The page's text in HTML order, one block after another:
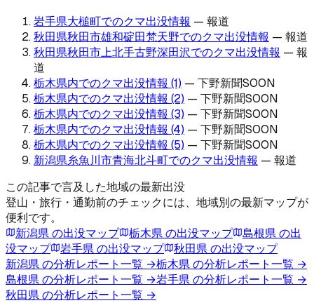
岩手県大槌町でのクマ出没情報 — 報道
秋田県秋田市雄和碇田梵天野でのクマ出没情報 — 報道
秋田県秋田市上北手古野深田沢でのクマ出没情報 — 報
道
栃木県内でのクマ出没情報 (1) — 下野新聞SOON
栃木県内でのクマ出没情報 (2) — 下野新聞SOON
栃木県内でのクマ出没情報 (3) — 下野新聞SOON
栃木県内でのクマ出没情報 (4) — 下野新聞SOON
栃木県内でのクマ出没情報 (5) — 下野新聞SOON
新潟県糸魚川市青海北斗町でのクマ出没情報 — 報道
この記事で言及した地域の最新出没
登山・旅行・通勤前のチェックには、地域別の最新マップが
便利です。
新潟県の出没マップ 栃木県の出没マップ 島根県の出
没マップ
岩手県の出没マップ 秋田県の出没マップ
新潟県の分析レポート一覧 →栃木県の分析レポート一覧 →
島根県の分析レポート一覧 →岩手県の分析レポート一覧 →
秋田県の分析レポート一覧 →